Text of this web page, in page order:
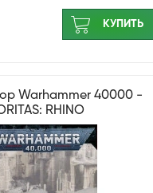
КУПИТЬ
Warhammer 40000 -
RHINO